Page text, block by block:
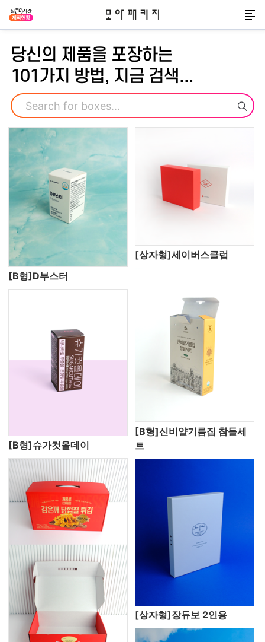
모아패키지
메
당신의 제품을 포장하는
101가지 방법, 지금 검색...
검색
[B형]D부스터
[상자형]세이버스클럽
[B형]슈가컷올데이
[B형]신비얄기름집 참들세
트
[상자형]장듀보 2인용